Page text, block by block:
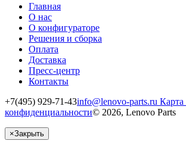
Главная
О нас
О конфигураторе
Решения и сборка
Оплата
Доставка
Пресс-центр
Контакты
+7(495) 929-71-43info@lenovo-parts.ru Карта
конфиденциальности© 2026, Lenovo Parts
×Закрыть